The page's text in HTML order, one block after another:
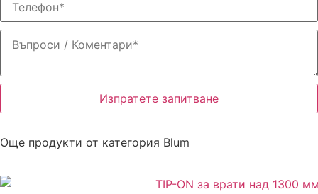
Изпратете запитване
Още продукти от категория Blum